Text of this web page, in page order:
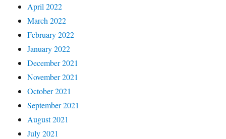
April 2022
March 2022
February 2022
January 2022
December 2021
November 2021
October 2021
September 2021
August 2021
July 2021